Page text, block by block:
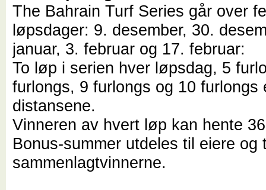
The Bahrain Turf Series går over
løpsdager: 9. desember, 30.
januar, 3. februar og 17. februar:
To løp i serien hver løpsdag, 5
furlongs, 9 furlongs og 10 furlongs
distansene.
Vinneren av hvert løp kan hente
Bonus-summer utdeles til eiere og
sammenlagtvinnerne.